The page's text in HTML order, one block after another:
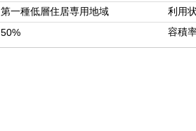
第一種低層住居専用地域
利用
50% 容積